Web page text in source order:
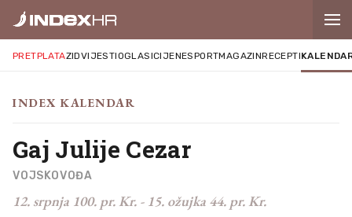
PRETPLATAZIDVIJESTIOGLASICIJENESPORTMAGAZINRECEPTI
INDEX KALENDAR
Gaj Julije Cezar
VOJSKOVOĐA
12. srpnja 100. pr. Kr. - 15. ožujka 44. pr. Kr.